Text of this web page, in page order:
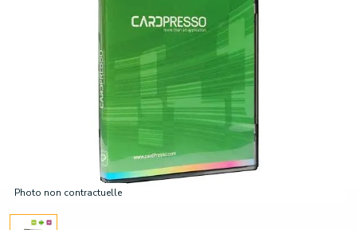
Photo non contractuelle